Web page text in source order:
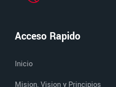
Acceso Rapido
Inicio
Mision, Vision y Principios